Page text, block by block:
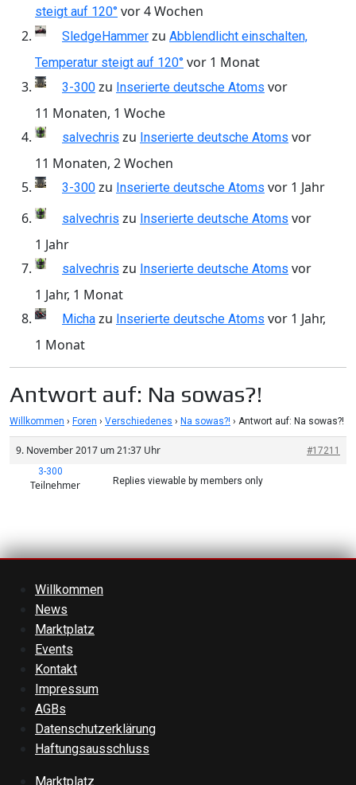
steigt auf 120° vor 4 Wochen
SledgeHammer zu Abblendlicht einschalten,
Temperatur steigt auf 120° vor 1 Monat
3-300 zu Inserierte deutsche Atoms vor
11 Monaten, 1 Woche
salvechris zu Inserierte deutsche Atoms vor
11 Monaten, 2 Wochen
3-300 zu Inserierte deutsche Atoms vor 1 Jahr
salvechris zu Inserierte deutsche Atoms vor
1 Jahr
salvechris zu Inserierte deutsche Atoms vor
1 Jahr, 1 Monat
Micha zu Inserierte deutsche Atoms vor 1 Jahr,
1 Monat
Antwort auf: Na sowas?!
Willkommen › Foren › Verschiedenes › Na sowas?! › Antwort auf: Na sowas?!
9. November 2017 um 21:37 Uhr
#17211
3-300
Teilnehmer Replies viewable by members only
Willkommen
News
Marktplatz
Events
Kontakt
Impressum
AGBs
Datenschutzerklärung
Haftungsausschluss
Marktplatz